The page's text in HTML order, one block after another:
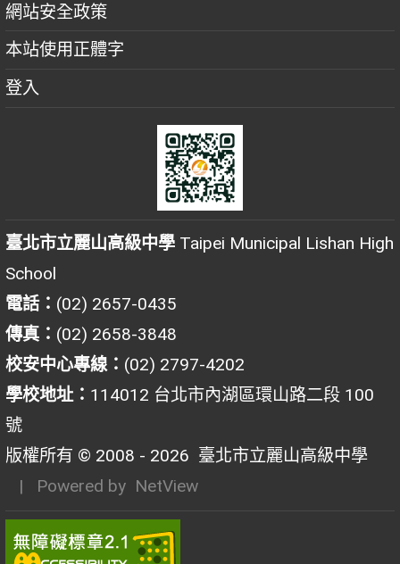
網站安全政策
本站使用正體字
登入
臺北市立麗山高級中學 Taipei Municipal Lishan High
School
電話： (02) 2657-0435
傳真： (02) 2658-3848
校安中心專線： (02) 2797-4202
學校地址： 114012 台北市內湖區環山路二段 100
號
版權所有 © 2008 - 2026 臺北市立麗山高級中學
| Powered by NetView